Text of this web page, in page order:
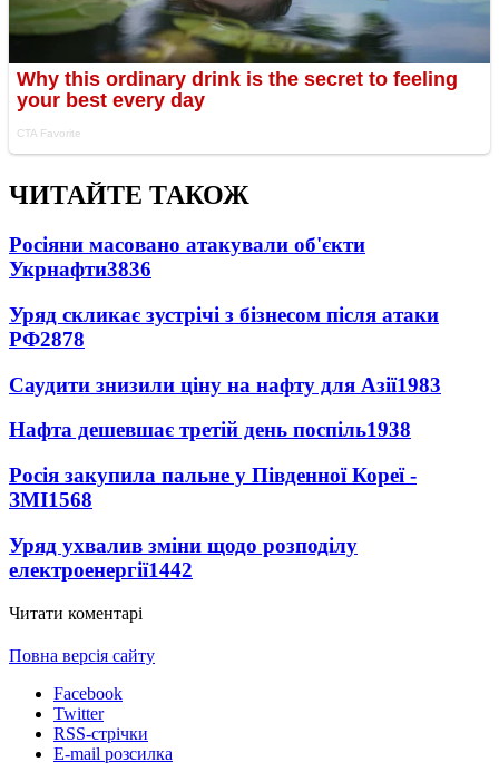
ЧИТАЙТЕ ТАКОЖ
Росіяни масовано атакували об'єкти
Укрнафти3836
Уряд скликає зустрічі з бізнесом після атаки
РФ2878
Саудити знизили ціну на нафту для Азії1983
Нафта дешевшає третій день поспіль1938
Росія закупила пальне у Південної Кореї -
ЗМІ1568
Уряд ухвалив зміни щодо розподілу
електроенергії1442
Читати коментарі
Повна версія сайту
Facebook
Twitter
RSS-стрічки
E-mail розсилка